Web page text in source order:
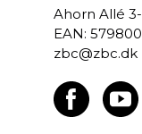
Ahorn Allé
EAN:
zbc@zbc.dk